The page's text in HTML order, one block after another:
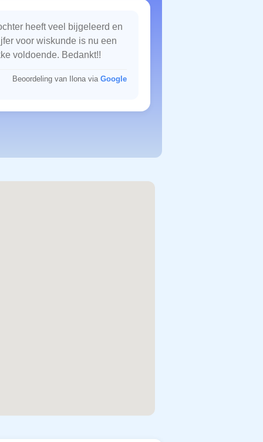
heeft veel bijgeleerd en
voor wiskunde is nu een
voldoende. Bedankt!!
Beoordeling van Ilona via Google